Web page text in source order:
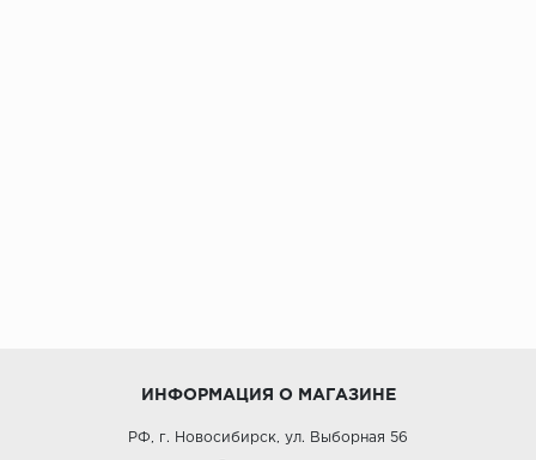
ИНФОРМАЦИЯ О МАГАЗИНЕ
РФ, г. Новосибирск, ул. Выборная 56